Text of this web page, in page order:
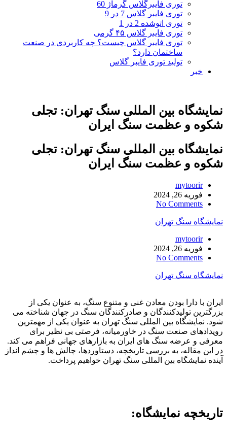
توری فایبرگلاس گرماژ 60
توری فایبر گلاس 7 در 9
توری اتوشده 2 در 1
توری فایبر گلاس ۴۵ گرمی
توری فایبر گلاس چیست؟ چه کاربردی در صنعت
ساختمان دارد؟
تولید توری فایبر گلاس
خبر
نمایشگاه بین المللی سنگ تهران: تجلی
شکوه و عظمت سنگ ایران
نمایشگاه بین المللی سنگ تهران: تجلی
شکوه و عظمت سنگ ایران
mytoorir
فوریه 26, 2024
No Comments
نمایشگاه سنگ تهران
mytoorir
فوریه 26, 2024
No Comments
نمایشگاه سنگ تهران
ایران با دارا بودن معادن غنی و متنوع سنگ، به عنوان یکی از
بزرگترین تولیدکنندگان و صادرکنندگان سنگ در جهان شناخته می
شود. نمایشگاه بین المللی سنگ تهران به عنوان یکی از مهمترین
رویدادهای صنعت سنگ در خاورمیانه، فرصتی بی نظیر برای
معرفی و عرضه سنگ های ایران به بازارهای جهانی فراهم می کند.
در این مقاله، به بررسی تاریخچه، دستاوردها، چالش ها و چشم انداز
آینده نمایشگاه بین المللی سنگ تهران خواهیم پرداخت.
تاریخچه نمایشگاه: